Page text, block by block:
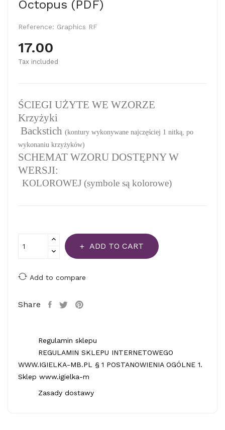
Octopus (PDF)
Reference: Graphics RF
17.00
Tax included
ŚCIEGI UŻYTE WE WZORZE
Krzyżyki
Backstich (kontury wykonywane najczęściej 1 nitką, po
wykonaniu krzyżyków)
SCHEMAT WZORU DOSTĘPNY W
WERSJI:
KOLOROWEJ (symbole są kolorowe)
ADD TO CART
Add to compare
Share
Regulamin sklepu
REGULAMIN SKLEPU INTERNETOWEGO
WWW.IGIELKA-MB.PL § 1 POSTANOWIENIA OGÓLNE 1.
Sklep www.igielka-m
Zasady dostawy